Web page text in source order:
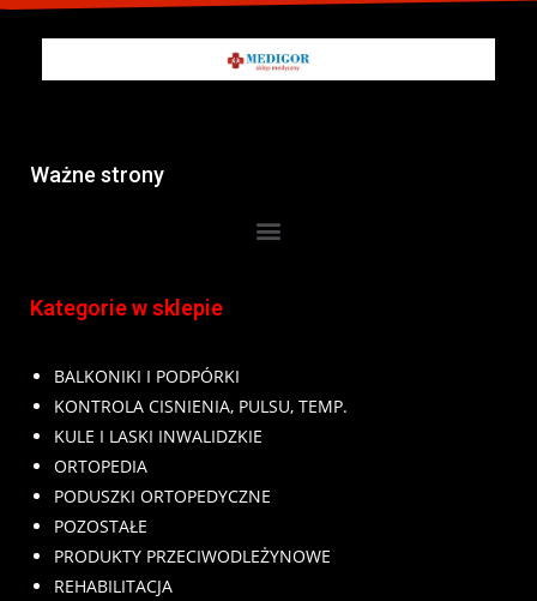
Ważne strony
Kategorie w sklepie
BALKONIKI I PODPÓRKI
KONTROLA CISNIENIA, PULSU, TEMP.
KULE I LASKI INWALIDZKIE
ORTOPEDIA
PODUSZKI ORTOPEDYCZNE
POZOSTAŁE
PRODUKTY PRZECIWODLEŻYNOWE
REHABILITACJA